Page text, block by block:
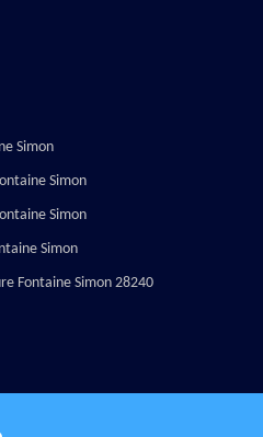
Simon
Simon
Simon
Simon
Fontaine Simon 28240